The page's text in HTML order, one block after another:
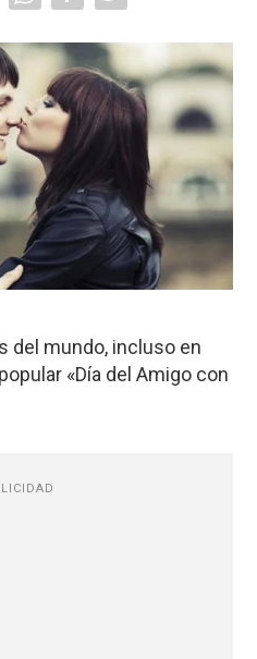
del mundo, incluso en
«Día del Amigo con